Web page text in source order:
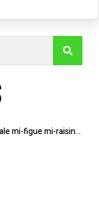
mi-figue mi-raisin…